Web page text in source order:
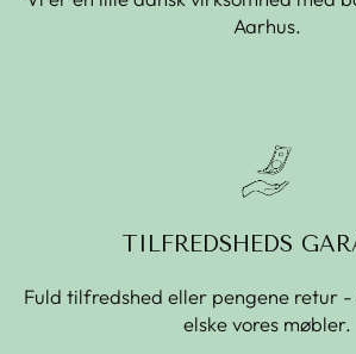
Aarhus.
TILFREDSHEDS
Fuld tilfredshed eller pengene retur -
elske vores møbler.